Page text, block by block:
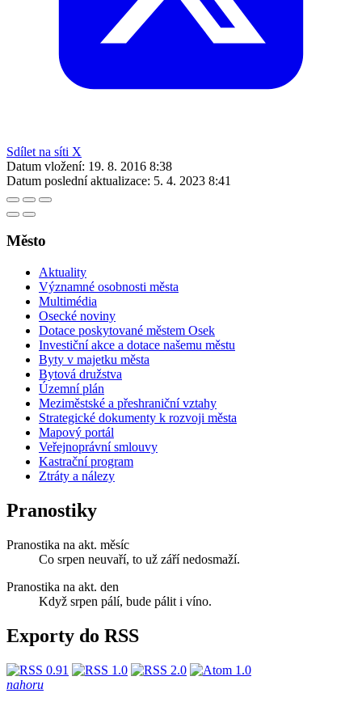
Sdílet na síti X
Datum vložení: 19. 8. 2016 8:38
Datum poslední aktualizace: 5. 4. 2023 8:41
Město
Aktuality
Významné osobnosti města
Multimédia
Osecké noviny
Dotace poskytované městem Osek
Investiční akce a dotace našemu městu
Byty v majetku města
Bytová družstva
Územní plán
Meziměstské a přeshraniční vztahy
Strategické dokumenty k rozvoji města
Mapový portál
Veřejnoprávní smlouvy
Kastrační program
Ztráty a nálezy
Pranostiky
Pranostika na akt. měsíc
Co srpen neuvaří, to už září nedosmaží.
Pranostika na akt. den
Když srpen pálí, bude pálit i víno.
Exporty do RSS
nahoru